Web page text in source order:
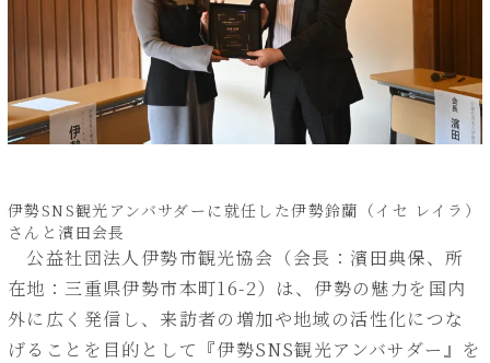
伊勢SNS観光アンバサダーに就任した伊勢鈴蘭（イセ レイラ）
さんと濱田会長
公益社団法人伊勢市観光協会（会長：濱田典保、所
在地：三重県伊勢市本町16-2）は、伊勢の魅力を国内
外に広く発信し、来訪者の増加や地域の活性化につな
げることを目的として『伊勢SNS観光アンバサダー』を